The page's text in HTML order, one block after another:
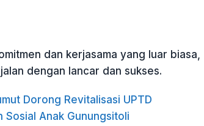
dan kerjasama yang luar biasa,
dengan lancar dan sukses.
Dorong Revitalisasi UPTD
Sosial Anak Gunungsitoli